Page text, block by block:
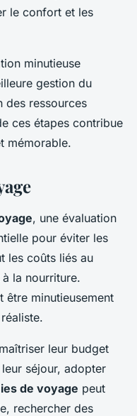
le confort et les
minutieuse
gestion du
des ressources
ces étapes contribue
mémorable.
, une évaluation
pour éviter les
les coûts liés au
à la nourriture.
être minutieusement
leur budget
séjour, adopter
de voyage peut
rechercher des